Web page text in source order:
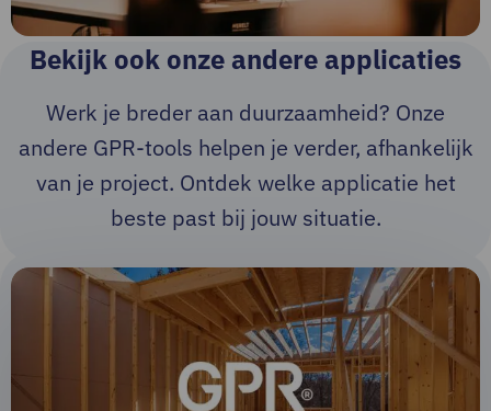
Bekijk ook onze andere applicaties
Werk je breder aan duurzaamheid? Onze
andere GPR-tools helpen je verder, afhankelijk
van je project. Ontdek welke applicatie het
beste past bij jouw situatie.
Lees